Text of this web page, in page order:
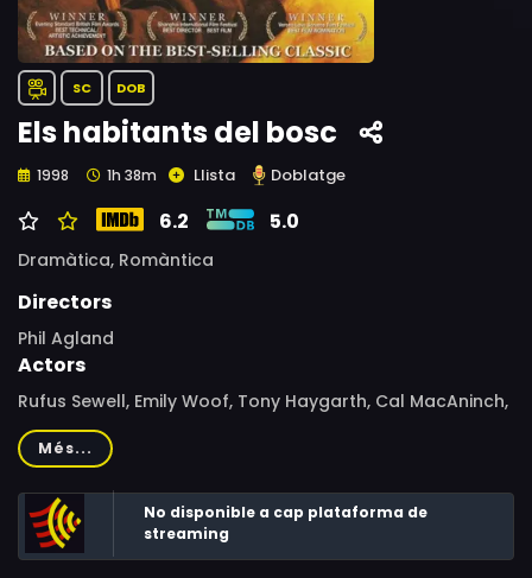
SC DOB
Els habitants del bosc
1998 1h 38m Llista Doblatge
6.2 5.0
Dramàtica, Romàntica
Directors
Phil Agland
Actors
Rufus Sewell, Emily Woof, Tony Haygarth, Cal MacAninch,
Jodhi May, Polly Walker, Vincent Franklin, Walter Sparrow,
Sheila Burrell, Caroline John, Amanda Ryan, Emily Joyce,
Michael Culkin, Geoffrey Beevers
Més...
No disponible a cap plataforma de
streaming